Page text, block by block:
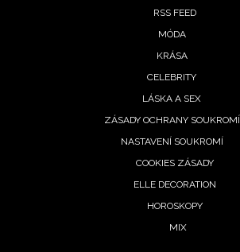
RSS FEED
MÓDA
KRÁSA
CELEBRITY
LÁSKA A SEX
ZÁSADY OCHRANY SOUKROMÍ
NASTAVENÍ SOUKROMÍ
COOKIES ZÁSADY
ELLE DECORATION
HOROSKOPY
MIX